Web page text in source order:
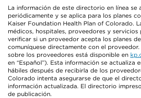
La información de este directorio en línea se
periódicamente y se aplica para los planes
Kaiser Foundation Health Plan of Colorado.
médicos, hospitales, proveedores y servicios
verificar si un proveedor acepta los planes
comuníquese directamente con el
sobre los proveedores está disponible en
en “Español”). Esta información se actualiza
hábiles después de recibirla de los
Colorado intenta asegurarse de que el
información actualizada. El directorio
de publicación.